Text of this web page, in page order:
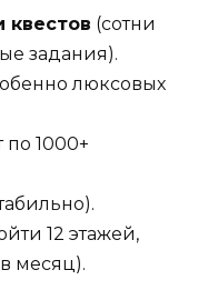
(сотни
задания).
люксовых
по 1000+
12 этажей,
месяц).